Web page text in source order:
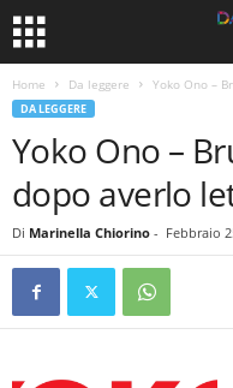
Home Da leggere Yoko Ono –
DA LEGGERE
Yoko Ono –
dopo averlo
Di Marinella Chiorino - Febbraio